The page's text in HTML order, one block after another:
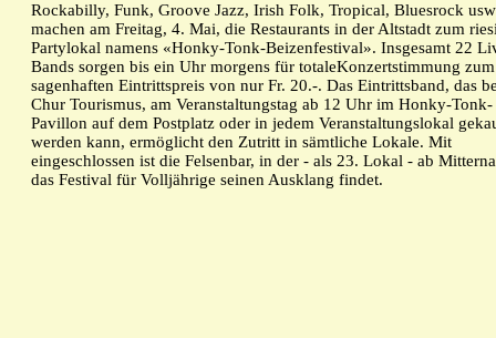
Rockabilly, Funk, Groove Jazz, Irish Folk, Tropical, Bluesrock
machen am Freitag, 4. Mai, die Restaurants in der Altstadt zum
Partylokal namens «Honky-Tonk-Beizenfestival». Insgesamt 22
Bands sorgen bis ein Uhr morgens für totaleKonzertstimmung zum
sagenhaften Eintrittspreis von nur Fr. 20.-. Das Eintrittsband, das
Chur Tourismus, am Veranstaltungstag ab 12 Uhr im Honky-Tonk-
Pavillon auf dem Postplatz oder in jedem Veranstaltungslokal
werden kann, ermöglicht den Zutritt in sämtliche Lokale. Mit
eingeschlossen ist die Felsenbar, in der - als 23. Lokal - ab
das Festival für Volljährige seinen Ausklang findet.